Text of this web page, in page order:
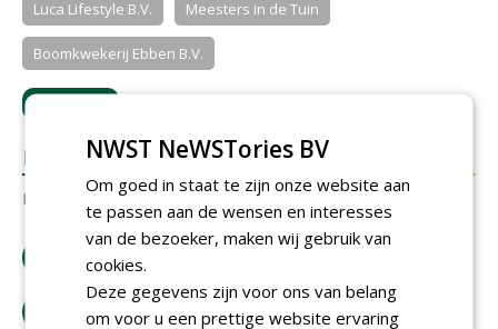
Luca Lifestyle B.V. Meesters in de Tuin
Boomkwekerij Ebben B.V.
REACTIES
Er zijn nog geen reacties.
download artikel
bestel tijdschrift
NWST NeWSTories BV
Om goed in staat te zijn onze website aan
te passen aan de wensen en interesses
van de bezoeker, maken wij gebruik van
cookies.
Deze gegevens zijn voor ons van belang
om voor u een prettige website ervaring